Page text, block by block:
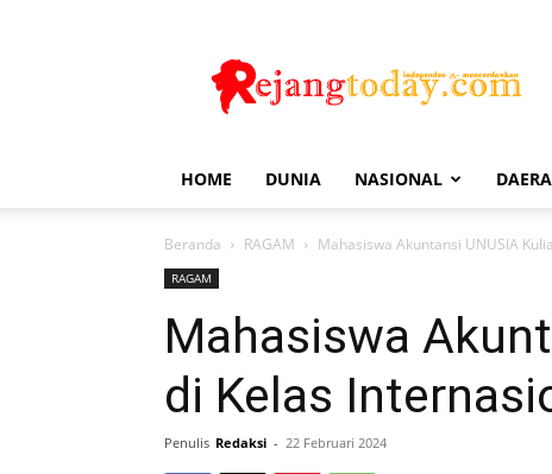
Today
HOME DUNIA NASIONAL
Beranda RAGAM Mahasiswa Akuntansi UNUSIA
RAGAM
Mahasiswa
di Kelas
Penulis Redaksi - 22 Februari 2024